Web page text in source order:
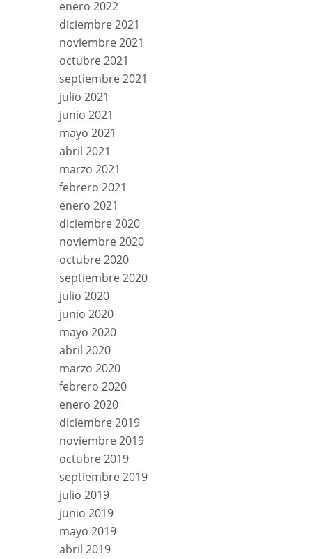
enero 2022
diciembre 2021
noviembre 2021
octubre 2021
septiembre 2021
julio 2021
junio 2021
mayo 2021
abril 2021
marzo 2021
febrero 2021
enero 2021
diciembre 2020
noviembre 2020
octubre 2020
septiembre 2020
julio 2020
junio 2020
mayo 2020
abril 2020
marzo 2020
febrero 2020
enero 2020
diciembre 2019
noviembre 2019
octubre 2019
septiembre 2019
julio 2019
junio 2019
mayo 2019
abril 2019